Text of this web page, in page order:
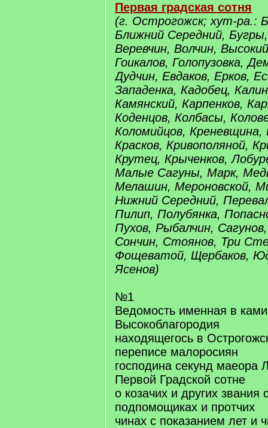
Первая градская сотня
(г. Острогожск; хут-ра.:
Ближний Середний,
Веревчин, Волчин,
Гоикалов, Голопузовка,
Дудчин, Евдаков, Ерков,
Западенка, Кадобец,
Камянский, Карпенков,
Коденцов, Колбасы,
Коломийцов, Креневщина,
Красков, Кривополяной,
Крутец, Крыченков,
Малые Сагуны, Марк,
Мелашин, Мероновской,
Нижний Середний,
Пилип, Полубянка,
Пухов, Рыбалчин,
Сончин, Стоянов, Три
Фощеватой, Щербаков,
Ясенов)
№1
Ведомость именная в
Высокоблагородия
находящегось в
переписе малоросиян
господина секунд маеора
Первой Градской сотне
о козачих и других звания
подпомощиках и протчих
чинах с показанием лет и